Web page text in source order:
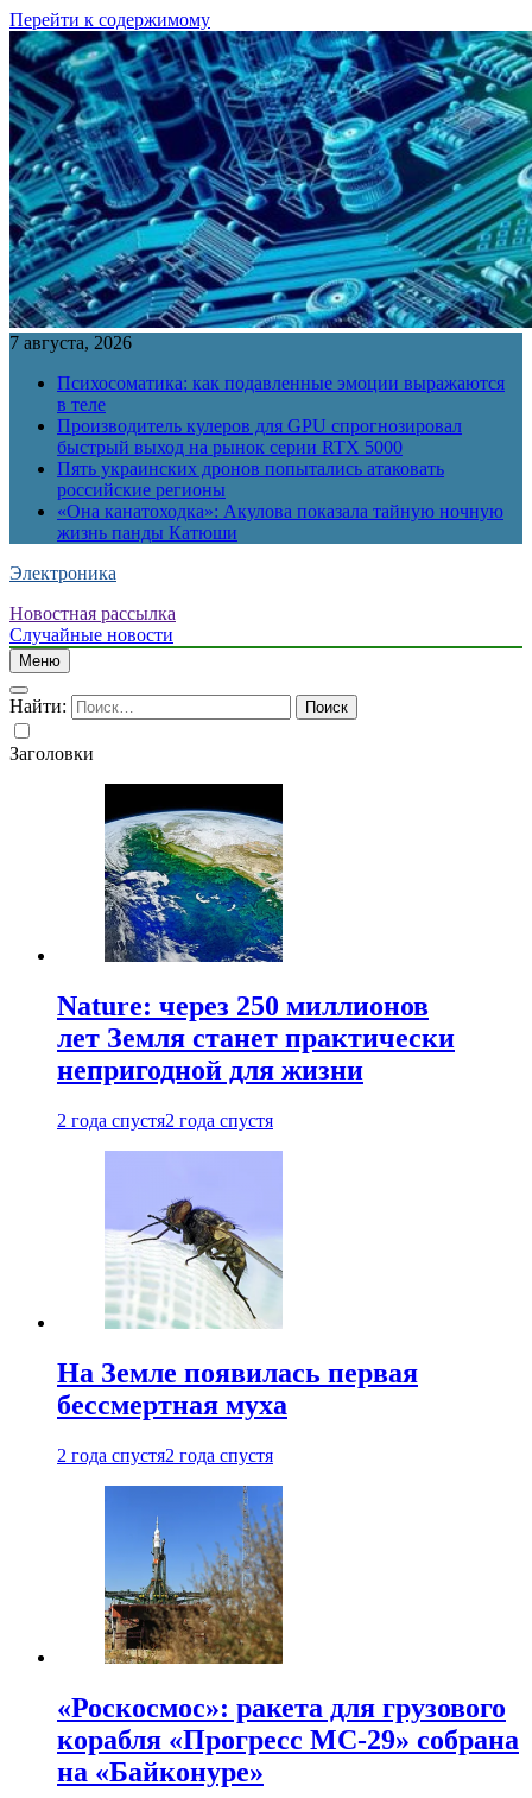
Перейти к содержимому
7 августа, 2026
Психосоматика: как подавленные эмоции выражаются
в теле
Производитель кулеров для GPU спрогнозировал
быстрый выход на рынок серии RTX 5000
Пять украинских дронов попытались атаковать
российские регионы
«Она канатоходка»: Акулова показала тайную ночную
жизнь панды Катюши
Электроника
Новостная рассылка
Случайные новости
Меню
Найти:
Заголовки
Nature: через 250 миллионов
лет Земля станет практически
непригодной для жизни
2 года спустя2 года спустя
На Земле появилась первая
бессмертная муха
2 года спустя2 года спустя
«Роскосмос»: ракета для грузового
корабля «Прогресс МС-29» собрана
на «Байконуре»